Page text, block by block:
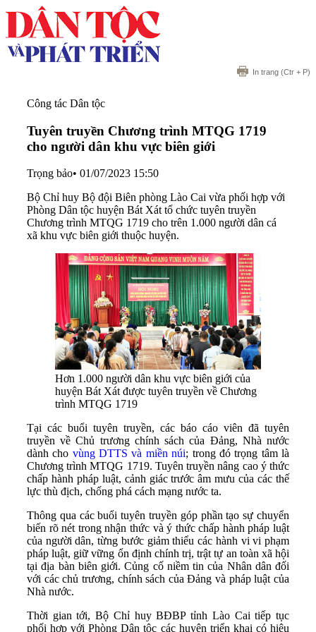
In trang (Ctr + P)
Công tác Dân tộc
Tuyên truyền Chương trình MTQG 1719
cho người dân khu vực biên giới
Trọng bảo• 01/07/2023 15:50
Bộ Chỉ huy Bộ đội Biên phòng Lào Cai vừa phối hợp với
Phòng Dân tộc huyện Bát Xát tổ chức tuyên truyền
Chương trình MTQG 1719 cho trên 1.000 người dân cá
xã khu vực biên giới thuộc huyện.
Hơn 1.000 người dân khu vực biên giới của
huyện Bát Xát được tuyên truyền về Chương
trình MTQG 1719
Tại các buổi tuyên truyền, các báo cáo viên đã tuyên
truyền về Chủ trương chính sách của Đảng, Nhà nước
dành cho vùng DTTS và miền núi; trong đó trọng tâm là
Chương trình MTQG 1719. Tuyên truyền nâng cao ý thức
chấp hành pháp luật, cảnh giác trước âm mưu của các thế
lực thù địch, chống phá cách mạng nước ta.
Thông qua các buổi tuyên truyền góp phần tạo sự chuyển
biến rõ nét trong nhận thức và ý thức chấp hành pháp luật
của người dân, từng bước giảm thiểu các hành vi vi phạm
pháp luật, giữ vững ổn định chính trị, trật tự an toàn xã hội
tại địa bàn biên giới. Củng cố niềm tin của Nhân dân đối
với các chủ trương, chính sách của Đảng và pháp luật của
Nhà nước.
Thời gian tới, Bộ Chỉ huy BĐBP tỉnh Lào Cai tiếp tục
phối hợp với Phòng Dân tộc các huyện triển khai có hiệu